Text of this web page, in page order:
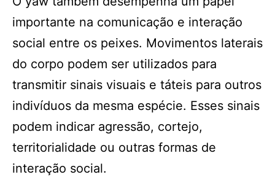
importante na comunicação e interação
social entre os peixes. Movimentos laterais
do corpo podem ser utilizados para
transmitir sinais visuais e táteis para outros
indivíduos da mesma espécie. Esses sinais
podem indicar agressão, cortejo,
territorialidade ou outras formas de
interação social.